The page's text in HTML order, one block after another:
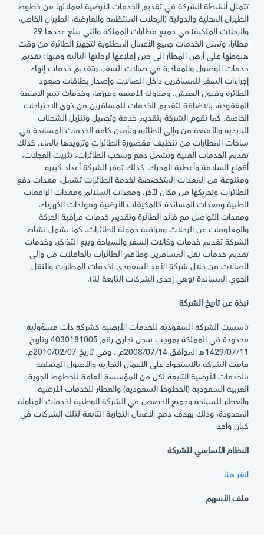
تتمثل أنشطة الشركة في تقديم الخدمات الأرضية لعملائها من خطوط
الطيران المحلية والدولية (الرحلات المنتظمه والعارضة، الطيران الخاص،
والرحلات الملكية) في جميع مطارات المملكة والتي يبلغ عددها 29
مطارا، وتمثل الخدمات جميع الأعمال المطلوبة لتجهيز الطائرة من وقت
هبوطها على أرض المطار إلى حين إقلاعها لرحلتها التالية ومنها: تقديم
خدمات الوصول والمغادرة في صالات السفر، وتقديم خدمات إنهاء
إجراءات السفر للمسافرين داخل الصالات وإصدار بطاقات صعود
الطائرة وقبول العفش، ومناولة الأمتعة وفرزها، وخدمات تتبع الامتعة
المفقودة، بالاضافة لتقديم الخدمات للمسافرين من ذوي الاحتياجات
الخاصة. كما تقوم الشركة بتقديم خدمة وتحميل وتنزيل الشحنات
البريدية والأمتعة من وإلى الطائرة وتأمين كافة الخدمات المساندة في
ساحات المطارات من تنظيف مقصورة الطائرات وتزويدها بالماء، كذلك
تقديم الخدمات الفنية وتشمل دفع وسحب الطائرات، تثبيت العجلات،
أقماع السلامة وأغطية المحرك. كذلك توفر الشركة أعداد كبيره
ومتنوعة من المعدات المتخصصة لخدمة الطائرات تشمل، معدات دفع
الطائرات وتحريكها من مكان لآخر، ومعدات السلالم ومعدات الرافعات
الطبية ومعدات المساندة كالمكيفات الأرضية ومولدات الكهرباء،
ومعدات التواصل مع قائد الطائرة وتقديم خدمات مراقبة الحركة
والمعلومات عن الرحلات ومراقبة حمولة الطائرات. كما يشمل نشاط
الشركة تقديم خدمات وكالات السفر والسياحة وبيع التذاكر، وخدمات
تقديم خدمات نقل المسافرين وطاقم الطائرات بالحافلات من وإلى
الصالات من خلال شركة الأمد السعودي لخدمات المطارات والنقل
الجوي المساندة (وهي إحدى الشركات التابعة لنا).
نبذة عن تاريخ الشركة
تأسست الشركة السعوديه للخدمات الأرضيه كشركة ذات مسؤولية
محدودة في المملكة بموجب سجل تجاري رقم 4030181005 وتاريخ
1429/07/11هـ الموافق 2008/07/14م ، وفي تاريخ 2010/02/07م،
قامت الشركة بالاستحواذ على الأعمال التجارية والأصول المتعلقة
بالخدمات الأرضية التابعة لكل من المؤسسة العامة للخطوط الجوية
العربية السعودية (الخطوط السعودية) والعطار للخدمات الأرضية
والعطار للسياحة وجميع الحصص في الشركة الوطنية لخدمات المناولة
المحدودة، وذلك بهدف دمج الأعمال التجارية التابعة لتلك الشركات في
كيان واحد
النظام الأساسي للشركة
انقر هنا
ملف الأسهم